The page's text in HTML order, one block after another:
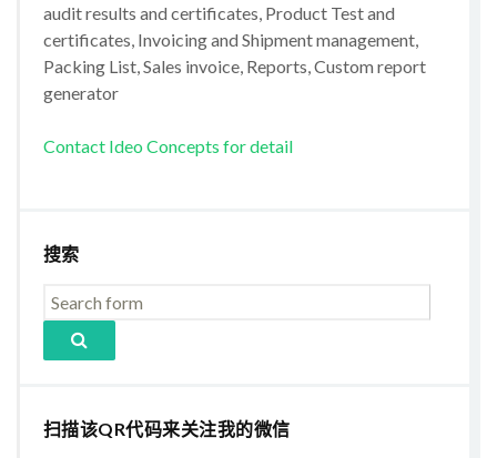
audit results and certificates, Product Test and
certificates, Invoicing and Shipment management,
Packing List, Sales invoice, Reports, Custom report
generator
Contact Ideo Concepts for detail
搜索
扫描该QR代码来关注我的微信